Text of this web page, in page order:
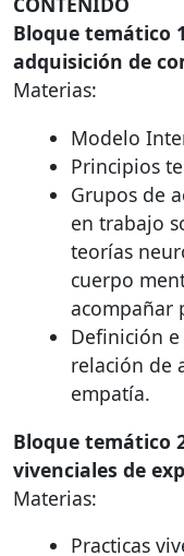
Bloque temático
adquisición de
Materias:
Modelo
Principios
Grupos de
en trabajo
teorías
cuerpo
acompañar
Definición
relación de
empatía.
Bloque temático
vivenciales de
Materias:
Practicas